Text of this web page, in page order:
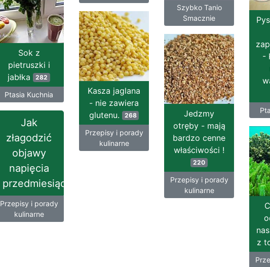
Szybko Tanio
Smacznie
-
Sok z
pietruszki i
jabłka 282
Ptasia Kuchnia
Kasza jaglana
- nie zawiera
glutenu.
268
Przepisy i porady
kulinarne
Jedzmy
otręby - mają
bardzo cenne
właściwości !
220
Przepisy i porady
kulinarne
Jak
złagodzić
objawy
napięcia
przedmiesiączkowego.
Przepisy i porady
kulinarne
z